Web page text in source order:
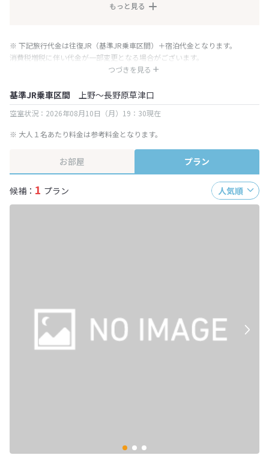
もっと見る
つづきを見る
※ 下記旅行代金は往復JR（基準JR乗車区間）＋宿泊代金となります。
消費税増税に伴い代金が一部変更となる場合がございます。
※ 表示されている旅行代金・プラン内容は一定時間ごとに更新されます。最
基準JR乗車区間 上野～長野原草津口
空室状況：2026年08月10日（月）19：30現在
※ 大人１名あたり料金は参考料金となります。
お部屋 プラン
候補： 1 プラン 人気順